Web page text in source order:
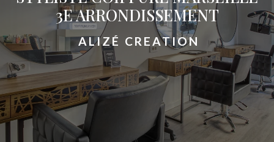
3E ARRONDISSEMENT
ALIZÉ CREATION